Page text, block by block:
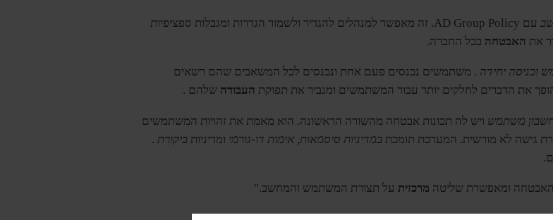
עם AD Group Policy. זה מאפשר למנהלים להגדיר ולשמור הגדרות ומגבלות ספציפיות
את האבטחה בכל החברה.
וכניסה יחידה . משתמשים נכנסים פעם אחת ונכנסים לכל המשאבים שהם רשאים
את הדברים לחלקים יותר עבור המשתמשים ומגביר את תפוקת העבודה שלהם .
משתמש ויש לה תכונות אבטחה מהשורה הראשונה. הוא מאמת את זהויות המשתמשים
גישה לא מורשית. המערכת תומכת במדיניות סיסמאות, אימות דו-גורמי ומדיניות ביקורת .
מרכזיתעל תצורת המשתמש והמחשב."